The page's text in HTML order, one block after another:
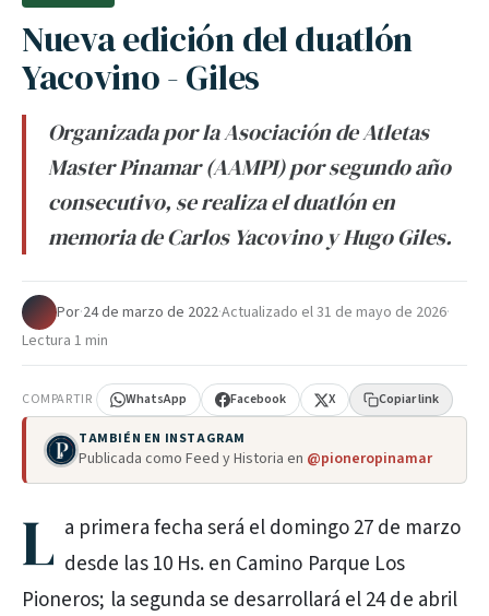
Nueva edición del duatlón
Yacovino - Giles
Organizada por la Asociación de Atletas
Master Pinamar (AAMPI) por segundo año
consecutivo, se realiza el duatlón en
memoria de Carlos Yacovino y Hugo Giles.
Por·24 de marzo de 2022·Actualizado el31 de mayo de 2026·
Lectura 1 min
COMPARTIR WhatsApp Facebook X Copiar link
TAMBIÉN EN INSTAGRAM
Publicada como Feed y Historia en @pioneropinamar
L a primera fecha será el domingo 27 de marzo
desde las 10 Hs. en Camino Parque Los
Pioneros; la segunda se desarrollará el 24 de abril